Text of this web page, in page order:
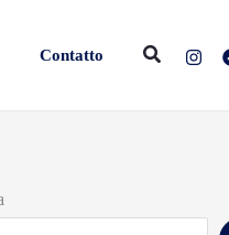
Contatto Cerca